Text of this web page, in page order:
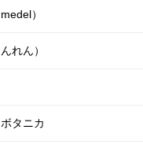
）
れん）
タニカ